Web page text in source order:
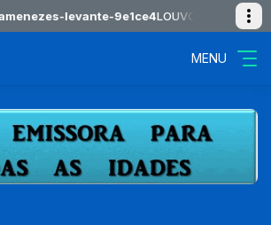
levante-9e1ce4LOUVOR
MENU